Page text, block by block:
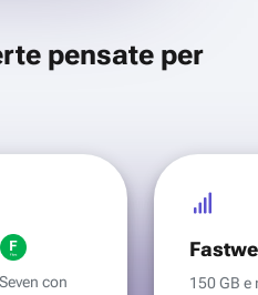
pensate per
con
150 GB e